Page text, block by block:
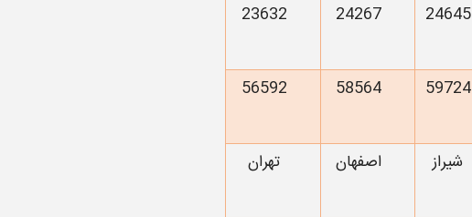
24645
24267
23632
59724
58564
56592
شیراز اصفهان تهران